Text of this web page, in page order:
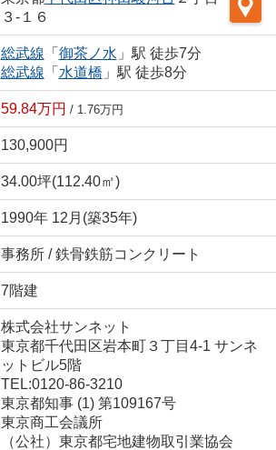
３-１６
総武線 「 御茶ノ水 」駅 徒歩7分
総武線 「 水道橋 」駅 徒歩8分
59.84万円 / 1.76万円
130,900円
34.00坪(112.40㎡)
1990年 12月(築35年)
事務所 / 鉄骨鉄筋コンクリート
7階建
株式会社サンネット
東京都千代田区岩本町３丁目4-1 サンネ
ットビル5階
TEL:0120-86-3210
東京都知事 (1) 第109167号
東京商工会議所
（公社）東京都宅地建物取引業協会